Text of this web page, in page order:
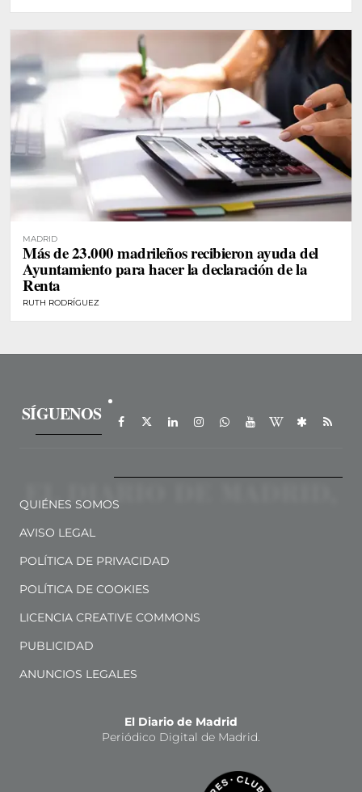
MADRID
Más de 23.000 madrileños recibieron ayuda del
Ayuntamiento para hacer la declaración de la
Renta
RUTH RODRÍGUEZ
SÍGUENOS
QUIÉNES SOMOS
AVISO LEGAL
POLÍTICA DE PRIVACIDAD
POLÍTICA DE COOKIES
LICENCIA CREATIVE COMMONS
PUBLICIDAD
ANUNCIOS LEGALES
El Diario de Madrid
Periódico Digital de Madrid.